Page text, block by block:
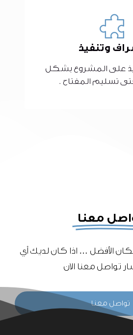
وتنفيذ
على المشروع بشكل
تسليم المفتاح .
معنا
الأفضل … اذا كان لديك أي
تواصل معنا الان
تواصل معنا